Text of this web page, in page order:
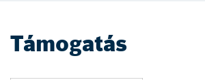
Támogatás